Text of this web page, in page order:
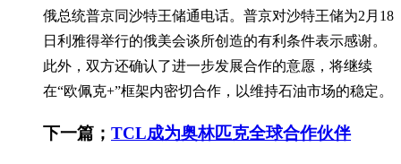
俄总统普京同沙特王储通电话。普京对沙特王储为2月18
日利雅得举行的俄美会谈所创造的有利条件表示感谢。
此外，双方还确认了进一步发展合作的意愿，将继续
在“欧佩克+”框架内密切合作，以维持石油市场的稳定。
下一篇； TCL成为奥林匹克全球合作伙伴